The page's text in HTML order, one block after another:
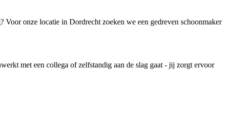
onze locatie in Dordrecht zoeken we een gedreven schoonmaker
met een collega of zelfstandig aan de slag gaat - jij zorgt ervoor